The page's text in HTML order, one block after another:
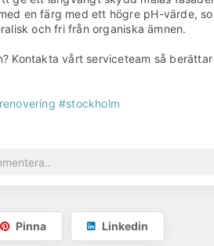
en färg med ett högre pH-värde,
och fri från organiska ämnen.
Kontakta vårt serviceteam så
#stockholm
Pinna Linkedin